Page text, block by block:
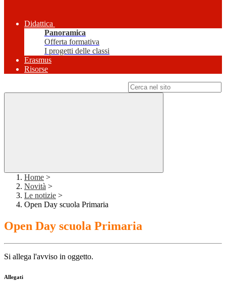
Didattica
Panoramica
Offerta formativa
I progetti delle classi
Erasmus
Risorse
Home >
Novità >
Le notizie >
Open Day scuola Primaria
Open Day scuola Primaria
Si allega l'avviso in oggetto.
Allegati